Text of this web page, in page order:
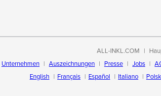
ALL-INKL.COM
Unternehmen
Auszeichnungen Presse Jobs
English
Français Español Italiano